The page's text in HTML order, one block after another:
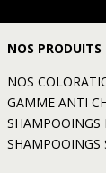
NOS PRODUITS
NOS
GAMME ANTI
SHAMPOOINGS
SHAMPOOINGS